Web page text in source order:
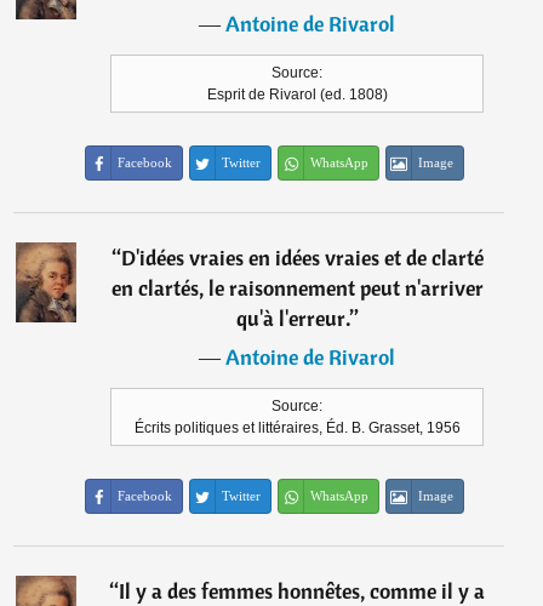
―Antoine de Rivarol
Source:
Esprit de Rivarol (ed. 1808)
Facebook Twitter WhatsApp Image
“D'idées vraies en idées vraies et de clarté
en clartés, le raisonnement peut n'arriver
qu'à l'erreur.”
―Antoine de Rivarol
Source:
Écrits politiques et littéraires, Éd. B. Grasset, 1956
Facebook Twitter WhatsApp Image
“Il y a des femmes honnêtes, comme il y a